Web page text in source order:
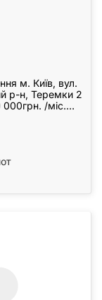
м. Київ, вул.
р-н, Теремки 2
/міс.